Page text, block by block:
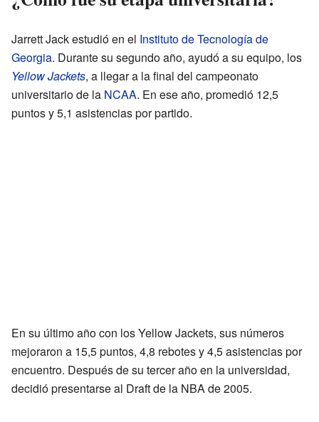
Jarrett Jack estudió en el Instituto de Tecnología de
Georgia. Durante su segundo año, ayudó a su equipo, los
Yellow Jackets, a llegar a la final del campeonato
universitario de la NCAA. En ese año, promedió 12,5
puntos y 5,1 asistencias por partido.
En su último año con los Yellow Jackets, sus números
mejoraron a 15,5 puntos, 4,8 rebotes y 4,5 asistencias por
encuentro. Después de su tercer año en la universidad,
decidió presentarse al Draft de la NBA de 2005.